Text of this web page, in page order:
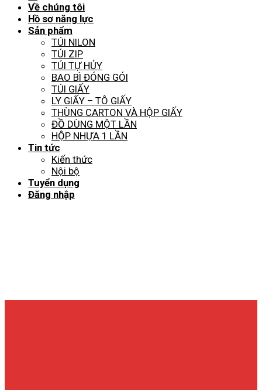
Về chúng tôi
Hồ sơ năng lực
Sản phẩm
TÚI NILON
TÚI ZIP
TÚI TỰ HỦY
BAO BÌ ĐÓNG GÓI
TÚI GIẤY
LY GIẤY – TÔ GIẤY
THÙNG CARTON VÀ HỘP GIẤY
ĐỒ DÙNG MỘT LẦN
HỘP NHỰA 1 LẦN
Tin tức
Kiến thức
Nội bộ
Tuyển dụng
Đăng nhập